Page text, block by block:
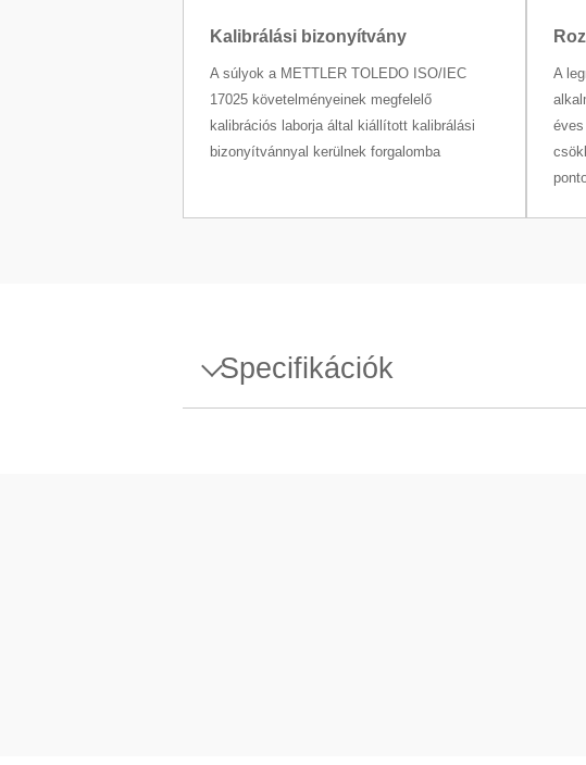
Kalibrálási bizonyítvány
A súlyok a METTLER TOLEDO ISO/IEC
17025 követelményeinek megfelelő
kalibrációs laborja által kiállított kalibrálási
bizonyítvánnyal kerülnek forgalomba
A
Specifikációk